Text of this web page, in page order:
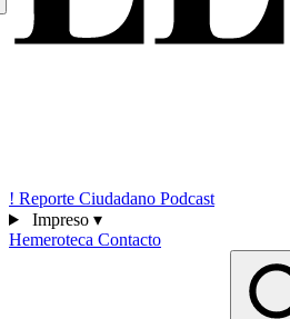
! Reporte Ciudadano Podcast
Impreso ▾
Hemeroteca Contacto